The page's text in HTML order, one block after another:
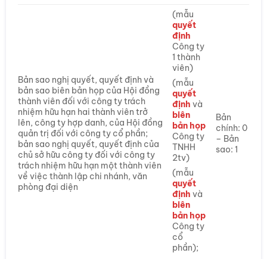
Bản sao nghị quyết, quyết định và
bản sao biên bản họp của Hội đồng
thành viên đối với công ty trách
nhiệm hữu hạn hai thành viên trở
lên, công ty hợp danh, của Hội đồng
quản trị đối với công ty cổ phần;
bản sao nghị quyết, quyết định của
chủ sở hữu công ty đối với công ty
trách nhiệm hữu hạn một thành viên
về việc thành lập chi nhánh, văn
phòng đại diện
(mẫu
quyết
định
Công ty
1 thành
viên)
(mẫu
quyết
định và
biên
bản họp
Công ty
TNHH
2tv)
(mẫu
quyết
định và
biên
bản họp
Công ty
cổ
phần);
Bản
chính: 0
– Bản
sao: 1